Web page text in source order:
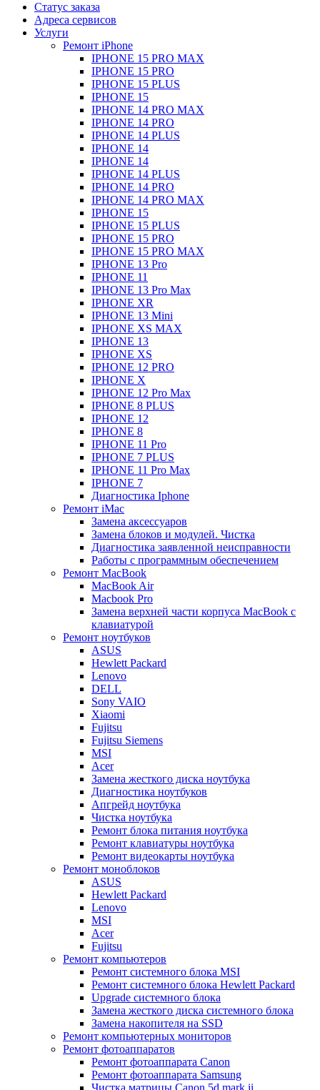
Статус заказа
Адреса сервисов
Услуги
Ремонт iPhone
IPHONE 15 PRO MAX
IPHONE 15 PRO
IPHONE 15 PLUS
IPHONE 15
IPHONE 14 PRO MAX
IPHONE 14 PRO
IPHONE 14 PLUS
IPHONE 14
IPHONE 14
IPHONE 14 PLUS
IPHONE 14 PRO
IPHONE 14 PRO MAX
IPHONE 15
IPHONE 15 PLUS
IPHONE 15 PRO
IPHONE 15 PRO MAX
IPHONE 13 Pro
IPHONE 11
IPHONE 13 Pro Max
IPHONE XR
IPHONE 13 Mini
IPHONE XS MAX
IPHONE 13
IPHONE XS
IPHONE 12 PRO
IPHONE X
IPHONE 12 Pro Max
IPHONE 8 PLUS
IPHONE 12
IPHONE 8
IPHONE 11 Pro
IPHONE 7 PLUS
IPHONE 11 Pro Max
IPHONE 7
Диагностика Iphone
Ремонт iMac
Замена аксессуаров
Замена блоков и модулей. Чистка
Диагностика заявленной неисправности
Работы с программным обеспечением
Ремонт MacBook
MacBook Air
Macbook Pro
Замена верхней части корпуса MacBook с
клавиатурой
Ремонт ноутбуков
ASUS
Hewlett Packard
Lenovo
DELL
Sony VAIO
Xiaomi
Fujitsu
Fujitsu Siemens
MSI
Acer
Замена жесткого диска ноутбука
Диагностика ноутбуков
Апгрейд ноутбука
Чистка ноутбука
Ремонт блока питания ноутбука
Ремонт клавиатуры ноутбука
Ремонт видеокарты ноутбука
Ремонт моноблоков
ASUS
Hewlett Packard
Lenovo
MSI
Acer
Fujitsu
Ремонт компьютеров
Ремонт системного блока MSI
Ремонт системного блока Hewlett Packard
Upgrade системного блока
Замена жесткого диска системного блока
Замена накопителя на SSD
Ремонт компьютерных мониторов
Ремонт фотоаппаратов
Ремонт фотоаппарата Canon
Ремонт фотоаппарата Samsung
Чистка матрицы Canon 5d mark ii